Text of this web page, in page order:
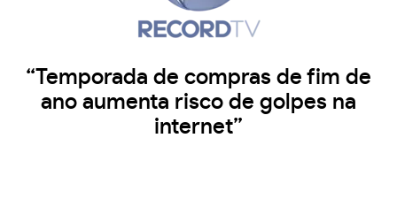
“Temporada de compras de fim de
ano aumenta risco de golpes na
internet”